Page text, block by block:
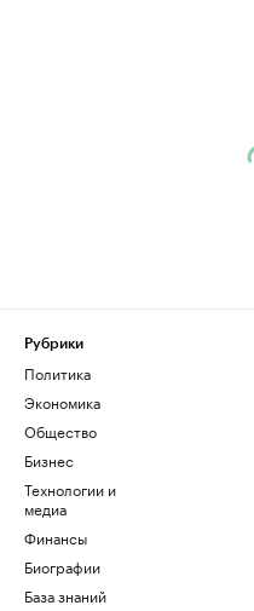
Рубрики
Политика
Экономика
Общество
Бизнес
Технологии и
медиа
Финансы
Биографии
База знаний